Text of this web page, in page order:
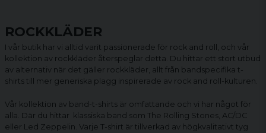
ROCKKLÄDER
I vår butik har vi alltid varit passionerade för rock and roll, och vår
kollektion av rockkläder återspeglar detta. Du hittar ett stort utbud
av alternativ när det gäller rockkläder, allt från bandspecifika t-
shirts till mer generiska plagg inspirerade av rock and roll-kulturen.
Vår kollektion av band-t-shirts är omfattande och vi har något för
alla. Där du hittar klassiska band som The Rolling Stones, AC/DC
eller Led Zeppelin. Varje T-shirt är tillverkad av högkvalitativt tyg